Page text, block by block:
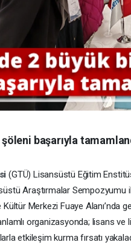
başarıyla
(GTÜ) Lisansüstü Eğitim
Araştırmalar Sempozyumu
Merkezi Fuaye Alanı’nda
organizasyonda; lisans ve
etkileşim kurma fırsatı